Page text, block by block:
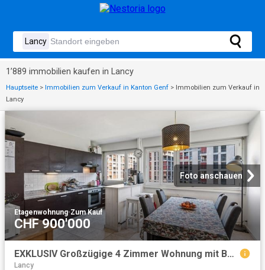
1’889 immobilien kaufen in Lancy
Hauptseite > Immobilien zum Verkauf in Kanton Genf > Immobilien zum Verkauf in
Lancy
Foto anschauen
Etagenwohnung·Zum Kauf
CHF 900'000
EXKLUSIV Großzügige 4 Zimmer Wohnung mit Balkon
Lancy